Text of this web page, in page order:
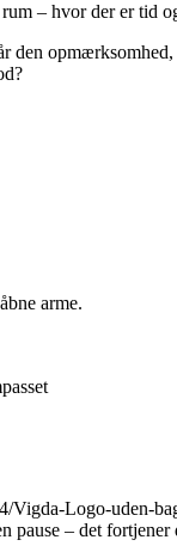
– hvor der er tid
den
arme.
Vigda-Logo-uden-
pause – det fortjener